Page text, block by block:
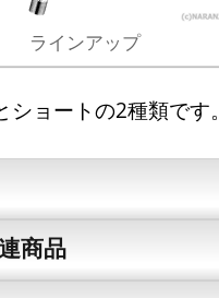
ラインアップ
ョートの2種類です。
商品